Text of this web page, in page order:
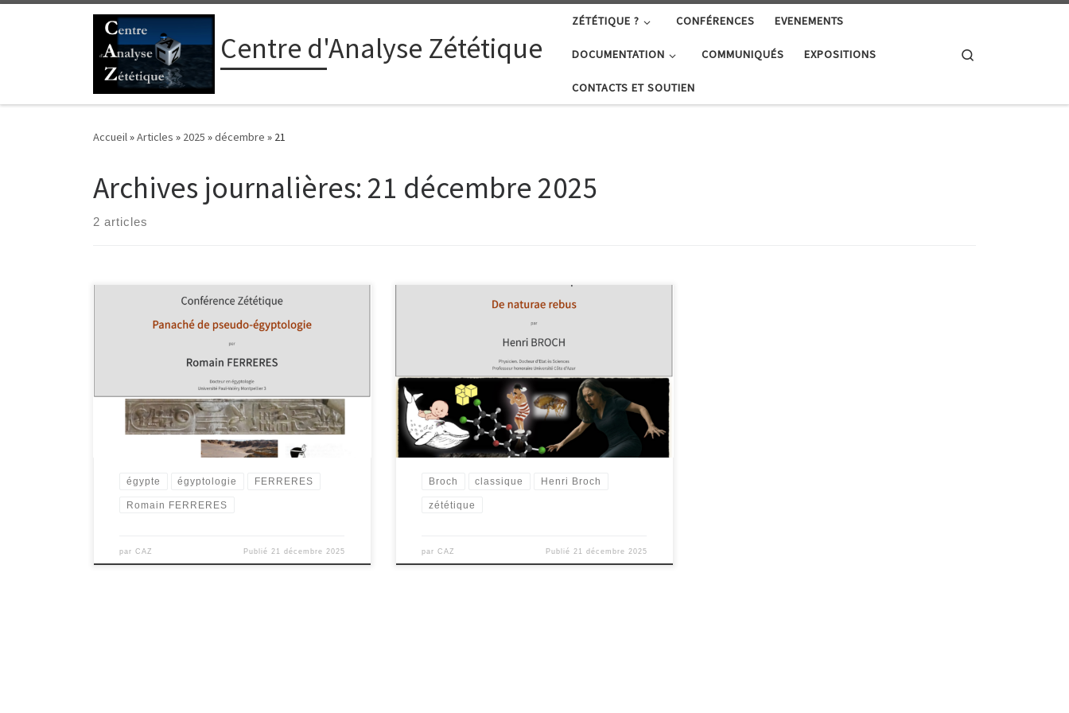
Passer au contenu
Centre d'Analyse Zététique
ZÉTÉTIQUE ? CONFÉRENCES EVENEMENTS
DOCUMENTATION COMMUNIQUÉS EXPOSITIONS
CONTACTS ET SOUTIEN
Accueil »Articles » 2025 »décembre » 21
Archives journalières: 21 décembre 2025
2 articles
euphémisme. Son ancienneté, sa durée, sa richesse
grâce à la fertilité de son sol et l’abondance de son or,
ses monuments gigantesques, ses souverains
charismatiques, ses dieux si particuliers, son écriture à
la fois familière et mystérieuse, sa « science », tout
participe à faire de cette culture un objet vénéré… et
de fantasmes, et ce dès l’Antiquité même.
égypte égyptologie FERRERES
Romain FERRERES
parCAZ Publié 21 décembre 2025
Clin d’oeil au DE RERUM NATURA de Lucrèce qui traitait
réduira ici à traiter de quelques-unes « des choses de
la nature ». Mais que viennent donc faire les Lilliputiens
et géants dans cette galère ?
Broch classique Henri Broch
zététique
parCAZ Publié 21 décembre 2025